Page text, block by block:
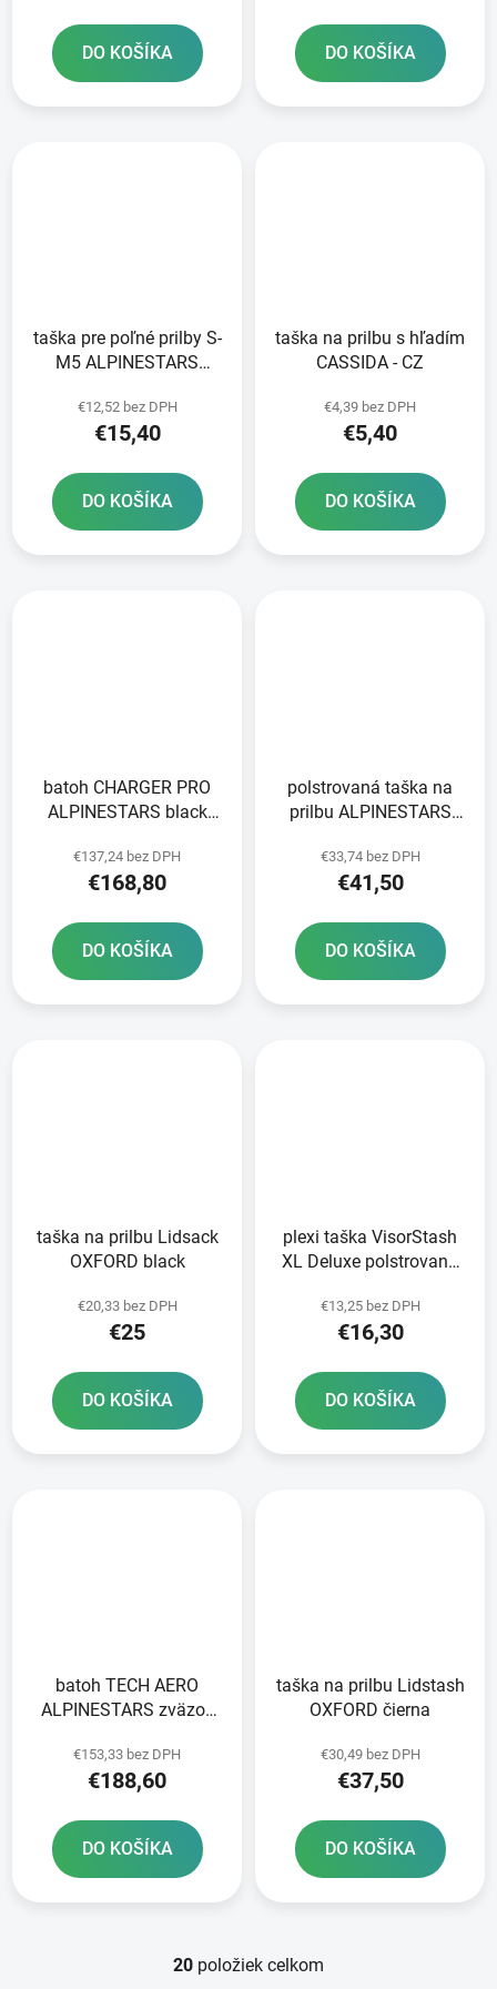
DO KOŠÍKA DO KOŠÍKA
taška pre poľné prilby S-
M5 ALPINESTARS
€12,52 bez DPH
€15,40
DO KOŠÍKA
taška na prilbu s hľadím
CASSIDA - CZ
€4,39 bez DPH
€5,40
DO KOŠÍKA
batoh CHARGER PRO
ALPINESTARS black
€137,24 bez DPH
€168,80
DO KOŠÍKA
polstrovaná taška na
prilbu ALPINESTARS
€33,74 bez DPH
€41,50
DO KOŠÍKA
taška na prilbu Lidsack
OXFORD black
€20,33 bez DPH
€25
DO KOŠÍKA
plexi taška VisorStash
XL Deluxe polstrovaná
€13,25 bez DPH
€16,30
DO KOŠÍKA
batoh TECH AERO
ALPINESTARS zväzok
€153,33 bez DPH
€188,60
DO KOŠÍKA
taška na prilbu Lidstash
OXFORD čierna
€30,49 bez DPH
€37,50
DO KOŠÍKA
O
20 položiek celkom